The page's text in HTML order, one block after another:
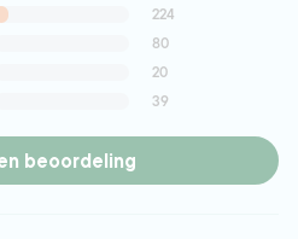
224
80
20
39
beoordeling